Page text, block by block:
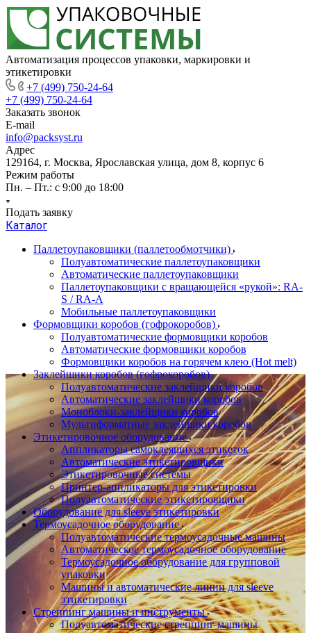
Автоматизация процессов упаковки, маркировки и
этикетировки
+7 (499) 750-24-64
+7 (499) 750-24-64
Заказать звонок
E-mail
info@packsyst.ru
Адрес
129164, г. Москва, Ярославская улица, дом 8, корпус 6
Режим работы
Пн. – Пт.: с 9:00 до 18:00
Подать заявку
Каталог
Паллетоупаковщики (паллетообмотчики)
Полуавтоматические паллетоупаковщики
Автоматические паллетоупаковщики
Паллетоупаковщики с вращающейся «рукой»: RA-
S / RA-A
Мобильные паллетоупаковщики
Формовщики коробов (гофрокоробов)
Полуавтоматические формовщики коробов
Автоматические формовщики коробов
Формовщики коробов на горячем клею (Hot melt)
Заклейщики коробов (гофрокоробов)
Полуавтоматические заклейщики коробов
Автоматические заклейщики коробов
Моноблоки-заклейщики коробов
Мультиформатные заклейщики коробов
Этикетировочное оборудование
Аппликаторы самоклеящихся этикеток
Автоматические этикетировщики
Этикетировочные системы
Принтер-аппликаторы для этикетировки
Полуавтоматические этикетировщики
Оборудование для sleeve этикетировки
Термоусадочное оборудование
Полуавтоматические термоусадочные машины
Автоматическое термоусадочное оборудование
Термоусадочное оборудование для групповой
упаковки
Машины и автоматические линии для sleeve
этикетировки
Стреппинг машины и инструменты
Полуавтоматические стреппинг машины